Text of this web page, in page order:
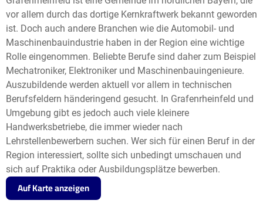
−
vor allem durch das dortige Kernkraftwerk bekannt geworden
ist. Doch auch andere Branchen wie die Automobil- und
Maschinenbauindustrie haben in der Region eine wichtige
Rolle eingenommen. Beliebte Berufe sind daher zum Beispiel
Mechatroniker, Elektroniker und Maschinenbauingenieure.
Auszubildende werden aktuell vor allem in technischen
Berufsfeldern händeringend gesucht. In Grafenrheinfeld und
Umgebung gibt es jedoch auch viele kleinere
Handwerksbetriebe, die immer wieder nach
Lehrstellenbewerbern suchen. Wer sich für einen Beruf in der
Region interessiert, sollte sich unbedingt umschauen und
sich auf Praktika oder Ausbildungsplätze bewerben.
Auf Karte anzeigen